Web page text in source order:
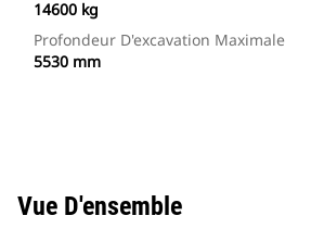
14600 kg
Profondeur D'excavation Maximale
5530 mm
Vue D'ensemble